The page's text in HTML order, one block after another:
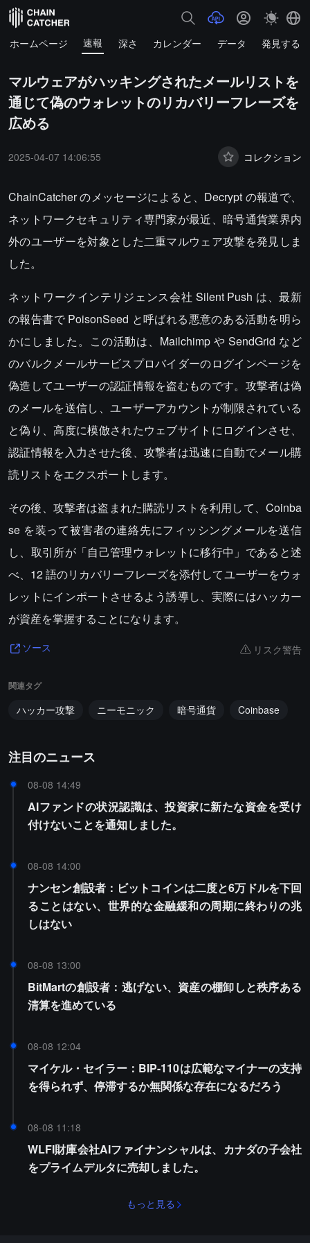
ホームページ 速報 深さ カレンダー データ 発見する
マルウェアがハッキングされたメールリストを
通じて偽のウォレットのリカバリーフレーズを
広める
2025-04-07 14:06:55 コレクション
ChainCatcher のメッセージによると、Decrypt の報道で、
ネットワークセキュリティ専門家が最近、暗号通貨業界内
外のユーザーを対象とした二重マルウェア攻撃を発見しま
した。
ネットワークインテリジェンス会社 Silent Push は、最新
の報告書で PoisonSeed と呼ばれる悪意のある活動を明ら
かにしました。この活動は、Mailchimp や SendGrid など
のバルクメールサービスプロバイダーのログインページを
偽造してユーザーの認証情報を盗むものです。攻撃者は偽
のメールを送信し、ユーザーアカウントが制限されている
と偽り、高度に模倣されたウェブサイトにログインさせ、
認証情報を入力させた後、攻撃者は迅速に自動でメール購
読リストをエクスポートします。
その後、攻撃者は盗まれた購読リストを利用して、Coinba
se を装って被害者の連絡先にフィッシングメールを送信
し、取引所が「自己管理ウォレットに移行中」であると述
べ、12 語のリカバリーフレーズを添付してユーザーをウォ
レットにインポートさせるよう誘導し、実際にはハッカー
が資産を掌握することになります。
ソース リスク警告
関連タグ
ハッカー攻撃 ニーモニック 暗号通貨 Coinbase
注目のニュース
08-08 14:49
AIファンドの状況認識は、投資家に新たな資金を受け
付けないことを通知しました。
08-08 14:00
ナンセン創設者：ビットコインは二度と6万ドルを下回
ることはない、世界的な金融緩和の周期に終わりの兆
しはない
08-08 13:00
BitMartの創設者：逃げない、資産の棚卸しと秩序ある
清算を進めている
08-08 12:04
マイケル・セイラー：BIP-110は広範なマイナーの支持
を得られず、停滞するか無関係な存在になるだろう
08-08 11:18
WLFI財庫会社AIファイナンシャルは、カナダの子会社
をプライムデルタに売却しました。
もっと見る